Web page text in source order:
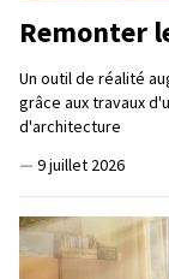
Remonter
Un outil de réalité
grâce aux travaux
d'architecture
— 9 juillet 2026